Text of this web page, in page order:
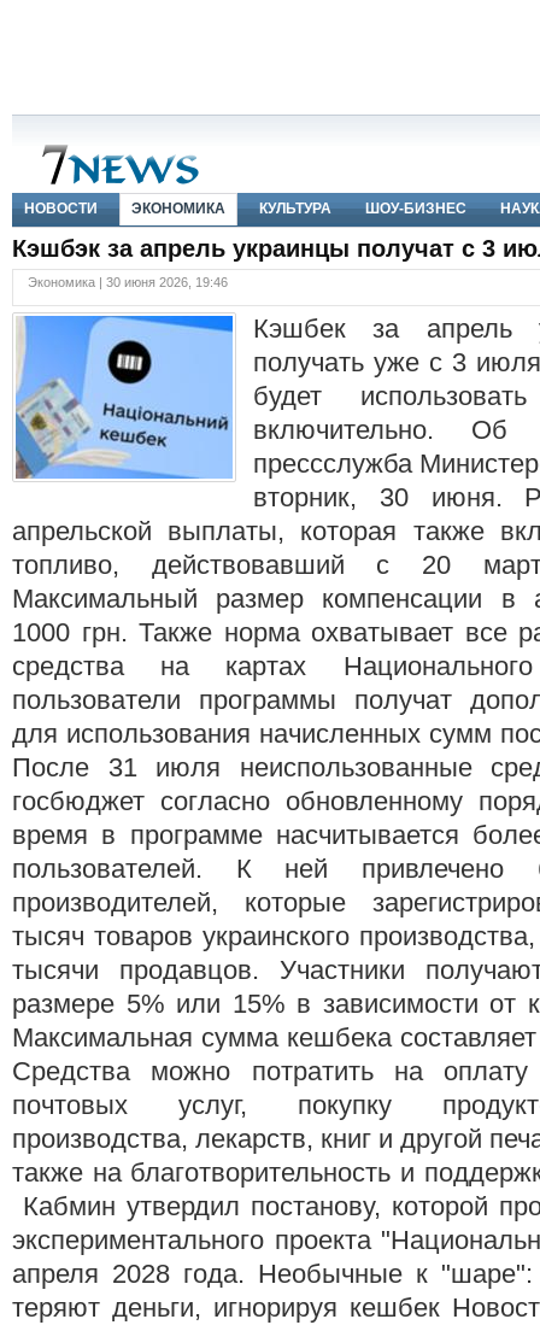
НОВОСТИ ЭКОНОМИКА КУЛЬТУРА ШОУ-БИЗНЕС
Кэшбэк за апрель украинцы получат с 3
Экономика | 30 июня 2026, 19:46
Кэшбек за апрель
получать уже с 3
будет
включительно. Об
прессслужба
вторник, 30 июня.
апрельской выплаты, которая также
топливо, действовавший с 20
Максимальный размер компенсации в
1000 грн. Также норма охватывает все
средства на картах
пользователи программы получат
для использования начисленных сумм
После 31 июля неиспользованные
госбюджет согласно обновленному
время в программе насчитывается
пользователей. К ней
производителей, которые
тысяч товаров украинского
тысячи продавцов. Участники
размере 5% или 15% в зависимости от
Максимальная сумма кешбека
Средства можно потратить на
почтовых услуг, покупку
производства, лекарств, книг и другой
также на благотворительность и
Кабмин утвердил постанову, которой
экспериментального проекта
апреля 2028 года. Необычные к "шаре":
теряют деньги, игнорируя кешбек